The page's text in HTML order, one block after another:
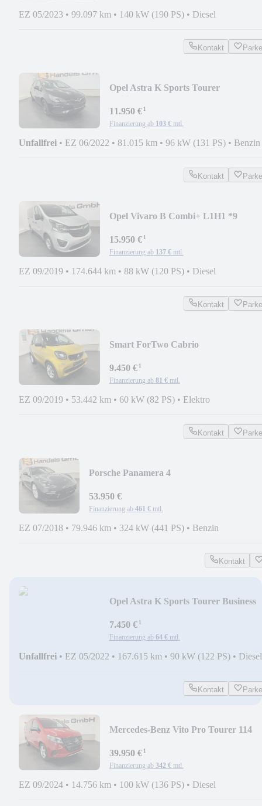
EZ 05/2023 • 99.097 km • 140 kW (190 PS) • Diesel
Kontakt
Opel Astra K Sports Tourer
11.950 €¹
Finanzierung ab 103 € mtl.
Unfallfrei • EZ 06/2022 • 81.015 km • 96 kW (131 PS) • Benzin
Kontakt
Opel Vivaro B Combi+ L1H1 *9
15.950 €¹
Finanzierung ab 137 € mtl.
EZ 09/2019 • 174.644 km • 88 kW (120 PS) • Diesel
Kontakt
Smart ForTwo Cabrio
90,6%!
9.450 €¹
Finanzierung ab 81 € mtl.
EZ 09/2019 • 53.442 km • 60 kW (82 PS) • Elektro
Kontakt
Porsche Panamera 4
53.950 €
Finanzierung ab 461 € mtl.
EZ 07/2018 • 79.946 km • 324 kW (441 PS) • Benzin
Kontakt
Opel Astra K Sports Tourer Business
7.450 €¹
Finanzierung ab 64 € mtl.
Unfallfrei • EZ 05/2022 • 167.615 km • 90 kW (122 PS) • Diesel
Kontakt
Mercedes-Benz Vito Pro Tourer 114
39.950 €¹
Finanzierung ab 342 € mtl.
EZ 09/2024 • 14.756 km • 100 kW (136 PS) • Diesel